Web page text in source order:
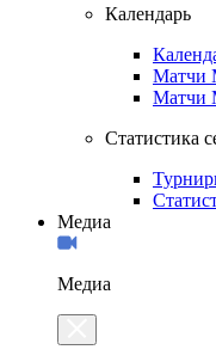
Календарь
Матчи
Матчи
Статистика
Медиа
Медиа